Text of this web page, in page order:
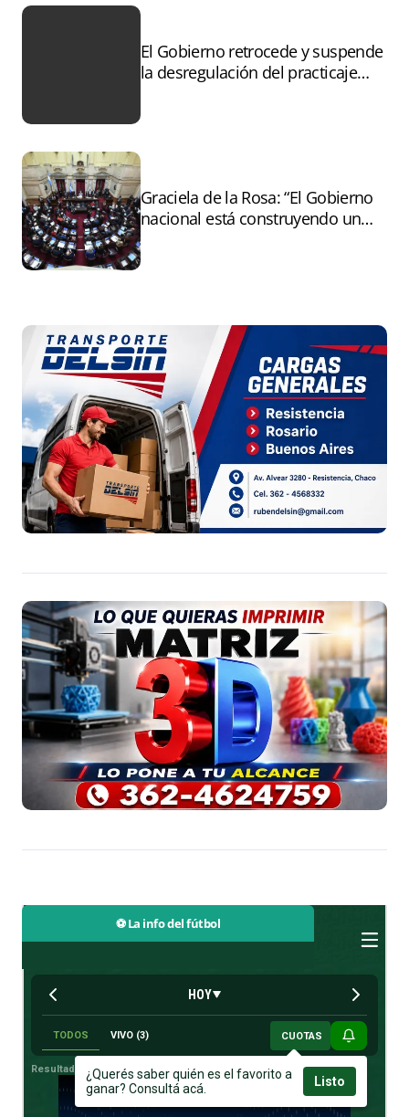
El Gobierno retrocede y suspende
la desregulación del practicaje
Graciela de la Rosa: “El Gobierno
nacional está construyendo un
⚽ La info del fútbol